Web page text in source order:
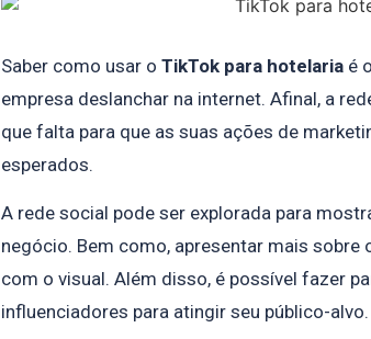
Saber como usar o TikTok para hotelaria é
empresa deslanchar na internet. Afinal, a
que falta para que as suas ações de
esperados.
A rede social pode ser explorada para
negócio. Bem como, apresentar mais sobre
com o visual. Além disso, é possível fazer
influenciadores para atingir seu público-alvo.